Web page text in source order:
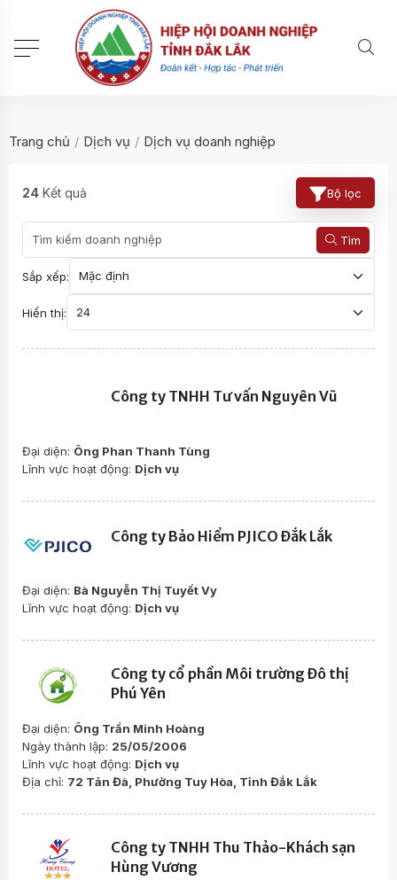
Trang chủ / Dịch vụ / Dịch vụ doanh nghiệp
24Kết quả Bộ lọc
Tìm
Sắp xếp:
Hiển thị:
Công ty TNHH Tư vấn Nguyên Vũ
Đại diện: Ông Phan Thanh Tùng
Lĩnh vực hoạt động: Dịch vụ
Công ty Bảo Hiểm PJICO Đắk Lắk
Đại diện: Bà Nguyễn Thị Tuyết Vy
Lĩnh vực hoạt động: Dịch vụ
Công ty cổ phần Môi trường Đô thị
Phú Yên
Đại diện: Ông Trần Minh Hoàng
Ngày thành lập: 25/05/2006
Lĩnh vực hoạt động: Dịch vụ
Địa chỉ: 72 Tản Đà, Phường Tuy Hòa, Tỉnh Đắk Lắk
Công ty TNHH Thu Thảo-Khách sạn
Hùng Vương